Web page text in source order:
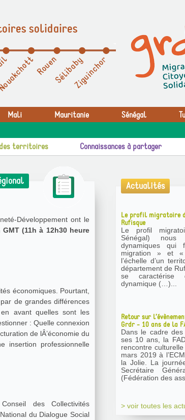
solidaires
Mali Mauritanie Sénégal
des territoires Connaissances à partager
Développement ont le
GMT (11h à 12h30 heure
économiques. Pourtant,
de grandes différences
avant quelles sont les
: Quelle connexion
de lÂ’économie du
insertion professionnelle
des Collectivités
du Dialogue Social
Actualités
Le profil migratoire
Rufisque
Le profil
Sénégal)
dynamiques
migration » et «
l’échelle d’un
département de Rufisque. Ce
se
dynamique (…)...
Retour sur
Grdr - 10 ans de la
Dans le cadre
ses 10 ans, la
rencontre
mars 2019 à
la Jolie. La journée a été ouverte par le
Secrétaire
(Fédération des
> voir toutes les